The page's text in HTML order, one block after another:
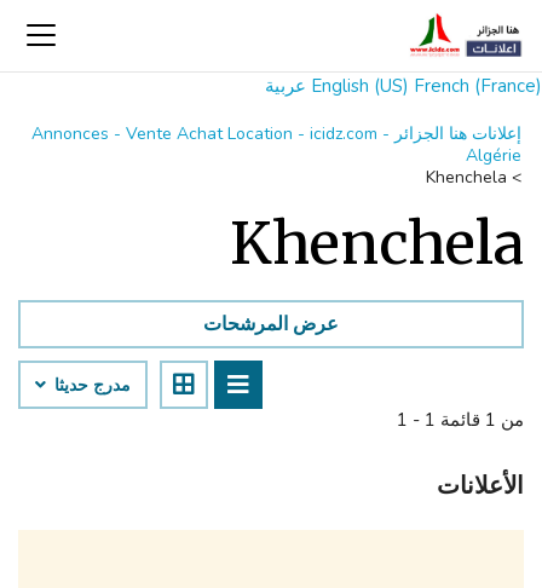
English (US) French (France) عربية
إعلانات هنا الجزائر Annonces - Vente Achat Location - icidz.com -
Algérie
>
Khenchela
Khenchela
1 - 1 من 1 قائمة
عرض المرشحات
مدرج حديثا
الأعلانات